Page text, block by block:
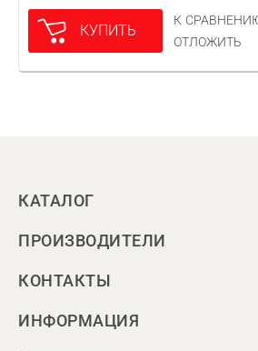
КУПИТЬ
К
ОТЛОЖИТЬ
КАТАЛОГ
ПРОИЗВОДИТЕЛИ
КОНТАКТЫ
ИНФОРМАЦИЯ